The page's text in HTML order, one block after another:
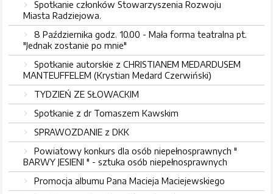
Spotkanie członków Stowarzyszenia Rozwoju
Miasta Radziejowa.
8 Października godz. 10.00 - Mała forma teatralna pt.
"Jednak zostanie po mnie"
Spotkanie autorskie z CHRISTIANEM MEDARDUSEM
MANTEUFFELEM (Krystian Medard Czerwiński)
TYDZIEŃ ZE SŁOWACKIM
Spotkanie z dr Tomaszem Kawskim
SPRAWOZDANIE z DKK
Powiatowy konkurs dla osób niepełnosprawnych "
BARWY JESIENI " - sztuka osób niepełnosprawnych
Promocja albumu Pana Macieja Maciejewskiego